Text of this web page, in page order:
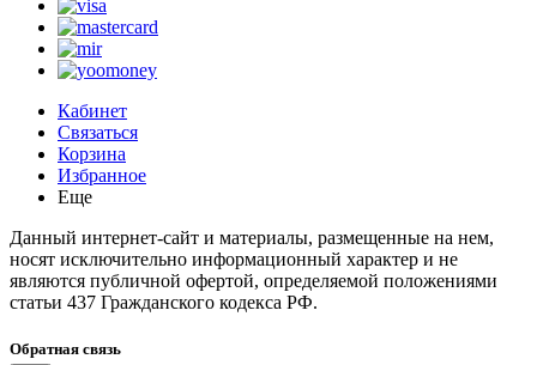
Кабинет
Связаться
Корзина
Избранное
Еще
Данный интернет-сайт и материалы, размещенные на нем,
носят исключительно информационный характер и не
являются публичной офертой, определяемой положениями
статьи 437 Гражданского кодекса РФ.
Обратная связь